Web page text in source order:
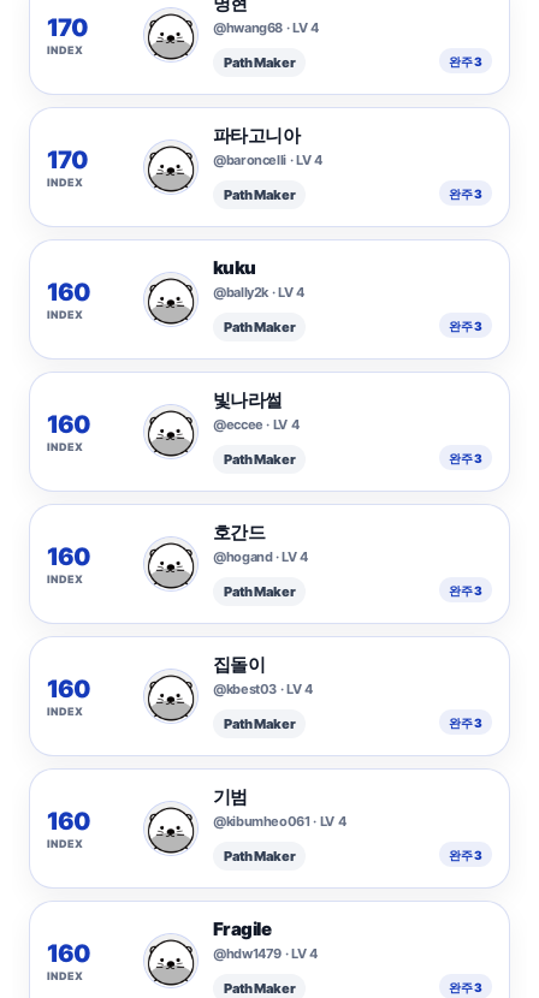
170
INDEX
@hwang68 · LV 4
Path Maker 완주 3
170
INDEX
파타고니아
@baroncelli · LV 4
Path Maker 완주 3
160
INDEX
kuku
@bally2k · LV 4
Path Maker 완주 3
160
INDEX
빛나라썰
@eccee · LV 4
Path Maker 완주 3
160
INDEX
호간드
@hogand · LV 4
Path Maker 완주 3
160
INDEX
집돌이
@kbest03 · LV 4
Path Maker 완주 3
160
INDEX
기범
@kibumheo061 · LV 4
Path Maker 완주 3
160
INDEX
Fragile
@hdw1479 · LV 4
Path Maker 완주 3